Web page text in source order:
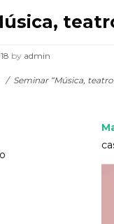
by admin
/ Seminar “Música,